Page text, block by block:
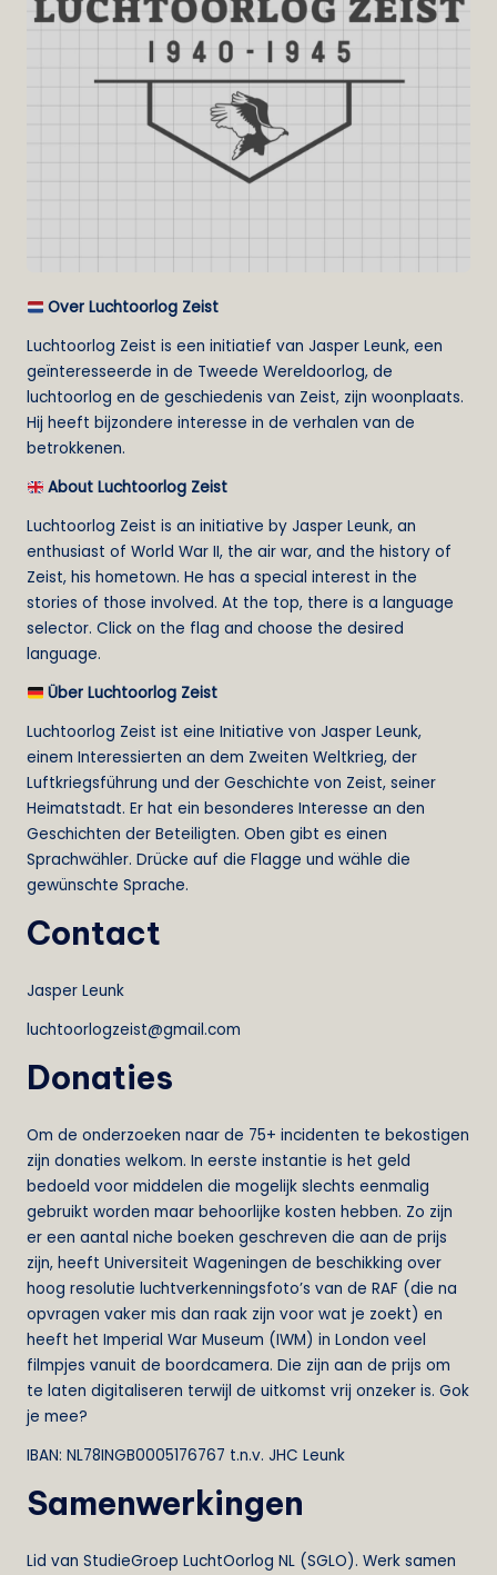
e
Over Luchtoorlog Zeist
Luchtoorlog Zeist is een initiatief van Jasper Leunk, een
geïnteresseerde in de Tweede Wereldoorlog, de
luchtoorlog en de geschiedenis van Zeist, zijn woonplaats.
Hij heeft bijzondere interesse in de verhalen van de
betrokkenen.
About Luchtoorlog Zeist
Luchtoorlog Zeist is an initiative by Jasper Leunk, an
enthusiast of World War II, the air war, and the history of
Zeist, his hometown. He has a special interest in the
stories of those involved. At the top, there is a language
selector. Click on the flag and choose the desired
language.
Über Luchtoorlog Zeist
Luchtoorlog Zeist ist eine Initiative von Jasper Leunk,
einem Interessierten an dem Zweiten Weltkrieg, der
Luftkriegsführung und der Geschichte von Zeist, seiner
Heimatstadt. Er hat ein besonderes Interesse an den
Geschichten der Beteiligten. Oben gibt es einen
Sprachwähler. Drücke auf die Flagge und wähle die
gewünschte Sprache.
Contact
Jasper Leunk
luchtoorlogzeist@gmail.com
Donaties
Om de onderzoeken naar de 75+ incidenten te bekostigen
zijn donaties welkom. In eerste instantie is het geld
bedoeld voor middelen die mogelijk slechts eenmalig
gebruikt worden maar behoorlijke kosten hebben. Zo zijn
er een aantal niche boeken geschreven die aan de prijs
zijn, heeft Universiteit Wageningen de beschikking over
hoog resolutie luchtverkenningsfoto’s van de RAF (die na
opvragen vaker mis dan raak zijn voor wat je zoekt) en
heeft het Imperial War Museum (IWM) in London veel
filmpjes vanuit de boordcamera. Die zijn aan de prijs om
te laten digitaliseren terwijl de uitkomst vrij onzeker is. Gok
je mee?
IBAN: NL78INGB0005176767 t.n.v. JHC Leunk
Samenwerkingen
Lid van StudieGroep LuchtOorlog NL (SGLO). Werk samen